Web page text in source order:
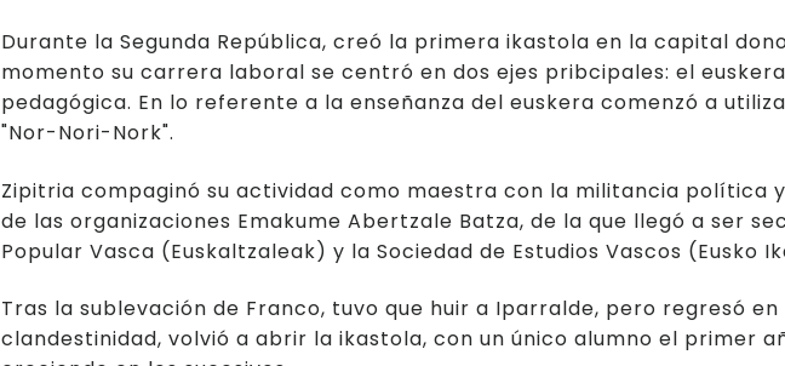
Durante la Segunda República, creó la primera ikastola en la capital
momento su carrera laboral se centró en dos ejes pribcipales: el
pedagógica. En lo referente a la enseñanza del euskera comenzó a
"Nor-Nori-Nork".
Zipitria compaginó su actividad como maestra con la militancia política
de las organizaciones Emakume Abertzale Batza, de la que llegó a ser
Popular Vasca (Euskaltzaleak) y la Sociedad de Estudios Vascos (Eusko
Tras la sublevación de Franco, tuvo que huir a Iparralde, pero regresó en
clandestinidad, volvió a abrir la ikastola, con un único alumno el primer